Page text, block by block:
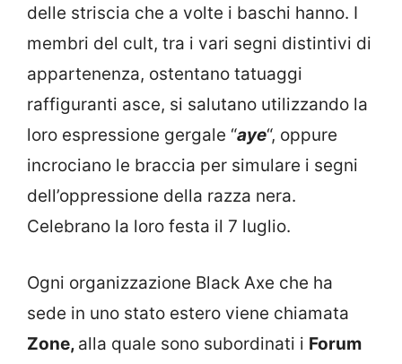
delle striscia che a volte i baschi hanno. I
membri del cult, tra i vari segni distintivi di
appartenenza, ostentano tatuaggi
raffiguranti asce, si salutano utilizzando la
loro espressione gergale “aye“, oppure
incrociano le braccia per simulare i segni
dell’oppressione della razza nera.
Celebrano la loro festa il 7 luglio.
Ogni organizzazione Black Axe che ha
sede in uno stato estero viene chiamata
Zone, alla quale sono subordinati i Forum